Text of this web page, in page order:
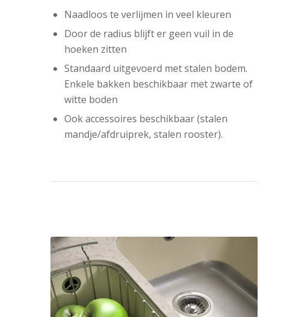
Naadloos te verlijmen in veel kleuren
Door de radius blijft er geen vuil in de
hoeken zitten
Standaard uitgevoerd met stalen bodem.
Enkele bakken beschikbaar met zwarte of
witte boden
Ook accessoires beschikbaar (stalen
mandje/afdruiprek, stalen rooster).